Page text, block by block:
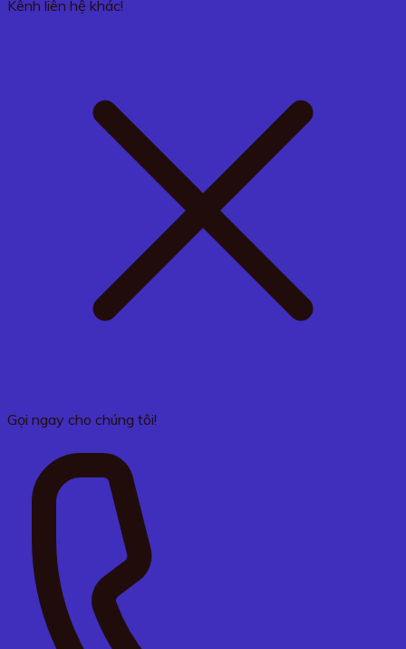
Kênh liên hệ khác!
Gọi ngay cho chúng tôi!